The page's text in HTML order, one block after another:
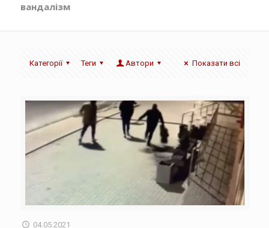
вандалізм
Категорії Теги Автори Показати всі
04.05.2021